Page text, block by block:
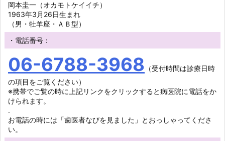
岡本圭一（オカモトケイイチ）
1963年3月26日生まれ
（男・牡羊座・ＡＢ型）
・電話番号：
06-6788-3968 （受付時間は診療日時
の項目をご覧ください）
※携帯でご覧の時に上記リンクをクリックすると病医院に電話をか
けられます。
.
お電話の時には「歯医者なびを見ました」とおっしゃってくださ
い。